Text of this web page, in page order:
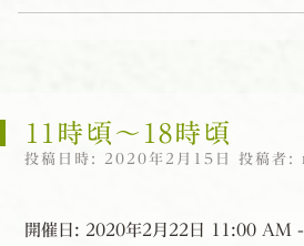
11時頃〜18時頃
投稿日時: 2020年2月15日 投稿者:
開催日: 2020年2月22日 11:00 AM